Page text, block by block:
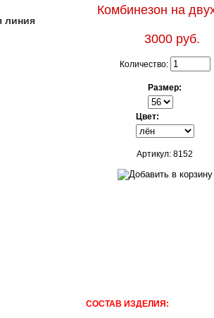
линия
Комбинезон на
3000 руб.
Количество:
Размер:
Цвет:
Артикул: 8152
СОСТАВ ИЗДЕЛИЯ: